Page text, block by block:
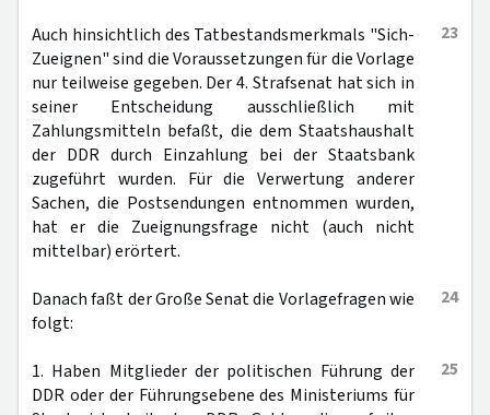
23
Auch hinsichtlich des Tatbestandsmerkmals "Sich-
Zueignen" sind die Voraussetzungen für die Vorlage
nur teilweise gegeben. Der 4. Strafsenat hat sich in
seiner Entscheidung ausschließlich mit
Zahlungsmitteln befaßt, die dem Staatshaushalt
der DDR durch Einzahlung bei der Staatsbank
zugeführt wurden. Für die Verwertung anderer
Sachen, die Postsendungen entnommen wurden,
hat er die Zueignungsfrage nicht (auch nicht
mittelbar) erörtert.
24
Danach faßt der Große Senat die Vorlagefragen wie
folgt:
25
1. Haben Mitglieder der politischen Führung der
DDR oder der Führungsebene des Ministeriums für